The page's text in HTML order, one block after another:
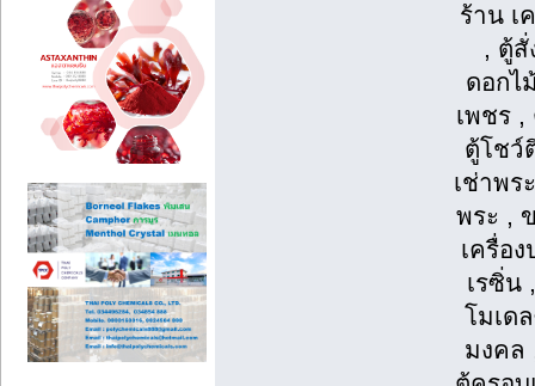
ร้าน เ
, ตู้
ดอกไ
เพชร ,
ตู้โชว์
เช่าพร
พระ ,
เครื่อ
เรซิ่น
โมเด
มงคล